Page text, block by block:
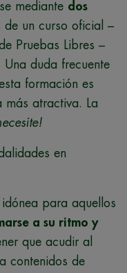
mediante dos
de un curso oficial –
Pruebas Libres –
Una duda frecuente
formación es
más atractiva. La
en
para aquellos
a su ritmo y
que acudir al
contenidos de